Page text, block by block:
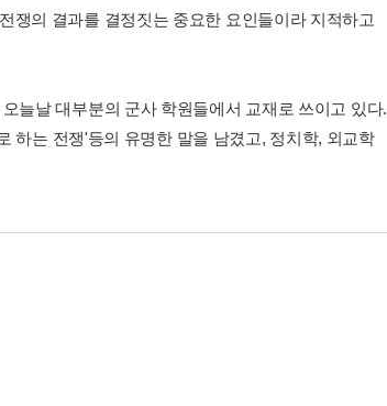
쟁의 결과를 결정짓는 중요한 요인들이라 지적하고
늘날 대부분의 군사 학원들에서 교재로 쓰이고 있다.
하는 전쟁'등의 유명한 말을 남겼고, 정치학, 외교학